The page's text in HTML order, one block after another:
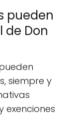
pueden
de Don
siempre y
exenciones